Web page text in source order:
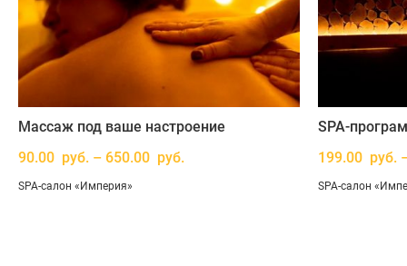
Массаж под ваше настроение
90.00 руб. – 650.00 руб.
SPA-салон «Империя»
SPA-
199.00 руб.
SPA-салон